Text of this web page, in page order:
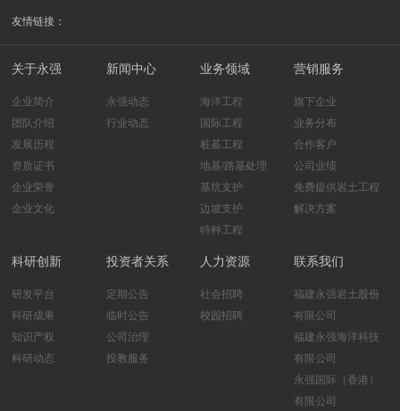
友情链接：
关于永强
企业简介
团队介绍
发展历程
资质证书
企业荣誉
企业文化
新闻中心
永强动态
行业动态
业务领域
海洋工程
国际工程
桩基工程
地基/路基处理
基坑支护
边坡支护
特种工程
营销服务
旗下企业
业务分布
合作客户
公司业绩
免费提供岩土工程
解决方案
科研创新
研发平台
科研成果
知识产权
科研动态
投资者关系
定期公告
临时公告
公司治理
投教服务
人力资源
社会招聘
校园招聘
联系我们
福建永强岩土股份
有限公司
福建永强海洋科技
有限公司
永强国际（香港）
有限公司